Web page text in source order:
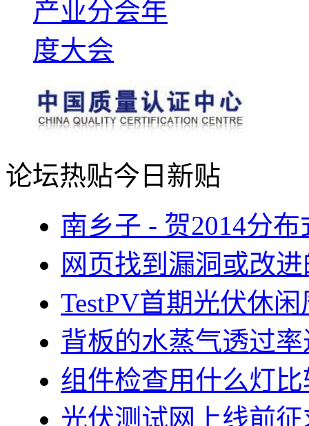
论坛热贴今日新贴
南乡子 - 贺2014分
网页找到漏洞或改
TestPV首期光伏休
背板的水蒸气透过
组件检查用什么灯
光伏测试网上线前